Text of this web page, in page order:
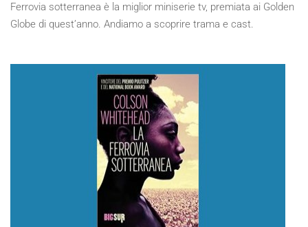
Ferrovia sotterranea è la miglior miniserie tv, premiata ai Golden
Globe di quest’anno. Andiamo a scoprire trama e cast.